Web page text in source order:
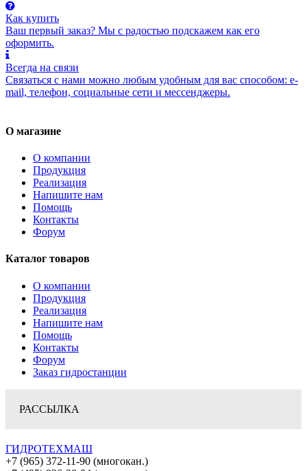
Как купить
Ваш первый заказ? Мы с радостью подскажем как его
оформить.
Всегда на связи
Связаться с нами можно любым удобным для вас способом: e-
mail, телефон, социальные сети и мессенджеры.
О магазине
О компании
Продукция
Реализация
Напишите нам
Помощь
Контакты
Форум
Каталог товаров
О компании
Продукция
Реализация
Напишите нам
Помощь
Контакты
Форум
Заказ гидростанции
РАССЫЛКА
ГИДРОТЕХМАШ
+7 (965) 372-11-90 (многокан.)